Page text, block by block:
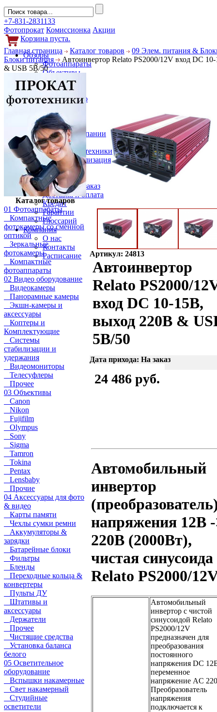
+7-831-2831133
Фотопрокат Комиссионка Акции
Корзина пуста.
Обзоры
Фотоаппараты
Объективы
Фильтры
Новости
Фото и видео
Аксессуары
Слухи
Новости компании
Услуги
Прокат фототехники
Выкуп и реализация
Покупателям
Акции
Как сделать заказ
Доставка и оплата
Кредит
Гарантии
Глоссарий
Компания
О нас
Контакты
Расписание
Главная страница Каталог товаров
09 Элем. питания &
Блоки питания
Автоинвертор Relato PS2000/12V вход DC
& USB 5В/50
Каталог товаров
01 Фотоаппараты
Компактные
фотокамеры со сменной
оптикой
Зеркальные
фотокамеры
Компактные
фотоаппараты
02 Видео оборудование
Видеокамеры
Панорамные камеры
Экшн-камеры и
аксессуары
Коптеры и
Комплектующие
Системы
стабилизации и
удержания
Видеомониторы
Телесуфлеры
Прочее
03 Объективы
Canon
Nikon
Fujifilm
Olympus
Sony
Sigma
Tamron
Tokina
Pentax
Lensbaby
Прочие
04 Аксессуары для фото
& видео
Карты памяти
Чехлы сумки ремни
Аккумуляторы &
зарядки
Батарейные блоки
Фильтры
Бленды
Переходные кольца &
конвертеры
Пульты ДУ
Штативы и
аксессуары
Держатели
Прочее
Чистящие средства
Установка баланса
белого
05 Осветительное
оборудование
Вспышки накамерные
Свет накамерный
Студийные
осветители
Артикул: 24813
Автоинвертор
Relato PS2000/
вход DC 10-15В,
выход 220В &
5В/50
Дата прихода: На заказ
24 486 руб.
Автомобильный
инвертор
напряжения 12В
220В (2000Вт),
чистая синусоида
Relato PS2000/
Автомобильный
инвертор с чистой
синусоидой Relato
PS2000/12V
предназначен для
преобразования
постоянного
напряжения DC
переменное
напряжение AC
Преобразователь
напряжения
подключается к